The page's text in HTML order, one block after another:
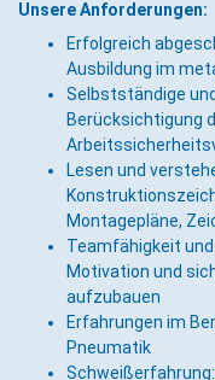
Unsere Anforderungen:
Erfolgreich
Ausbildung im
Selbstständige
Berücksichtigung
Lesen und
Montagepläne,
Teamfähigkeit
Motivation und
aufzubauen
Erfahrungen im
Pneumatik
Schweißerfahrung: